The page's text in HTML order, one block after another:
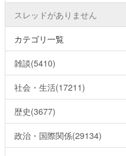
スレッドがありません
カテゴリ一覧
雑談(5410)
社会・生活(17211)
歴史(3677)
政治・国際関係(29134)